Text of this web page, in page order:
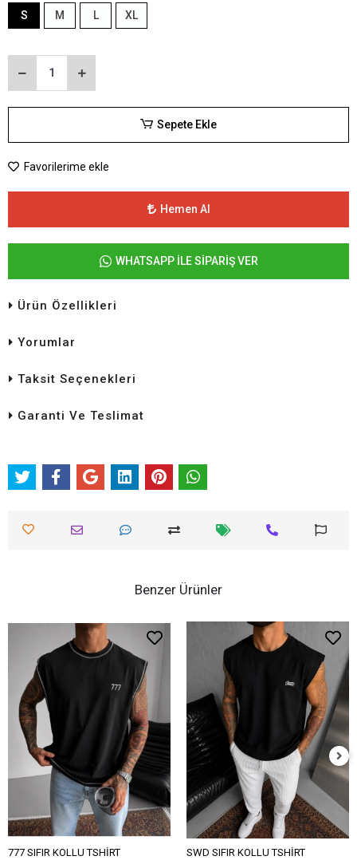
S M L XL
Sepete Ekle
Favorilerime ekle
Hemen Al
WHATSAPP İLE SİPARİŞ VER
Ürün Özellikleri
Yorumlar
Taksit Seçenekleri
Garanti Ve Teslimat
Benzer Ürünler
777 SIFIR KOLLU TSHİRT SWD SIFIR KOLLU TSHİRT